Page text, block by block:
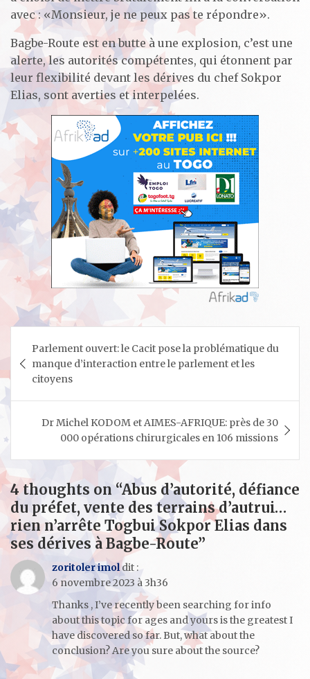
avec : «Monsieur, je ne peux pas te répondre».
Bagbe-Route est en butte à une explosion, c’est une
alerte, les autorités compétentes, qui étonnent par
leur flexibilité devant les dérives du chef Sokpor
Elias, sont averties et interpelées.
de
l’article
Parlement ouvert: le Cacit pose la problématique du
manque d’interaction entre le parlement et les
citoyens
Dr Michel KODOM et AIMES-AFRIQUE: près de 30
000 opérations chirurgicales en 106 missions
4 thoughts on “Abus d’autorité, défiance
du préfet, vente des terrains d’autrui…
rien n’arrête Togbui Sokpor Elias dans
ses dérives à Bagbe-Route”
zoritoler imol dit :
6 novembre 2023 à 3h36
Thanks , I’ve recently been searching for info
about this topic for ages and yours is the greatest I
have discovered so far. But, what about the
conclusion? Are you sure about the source?